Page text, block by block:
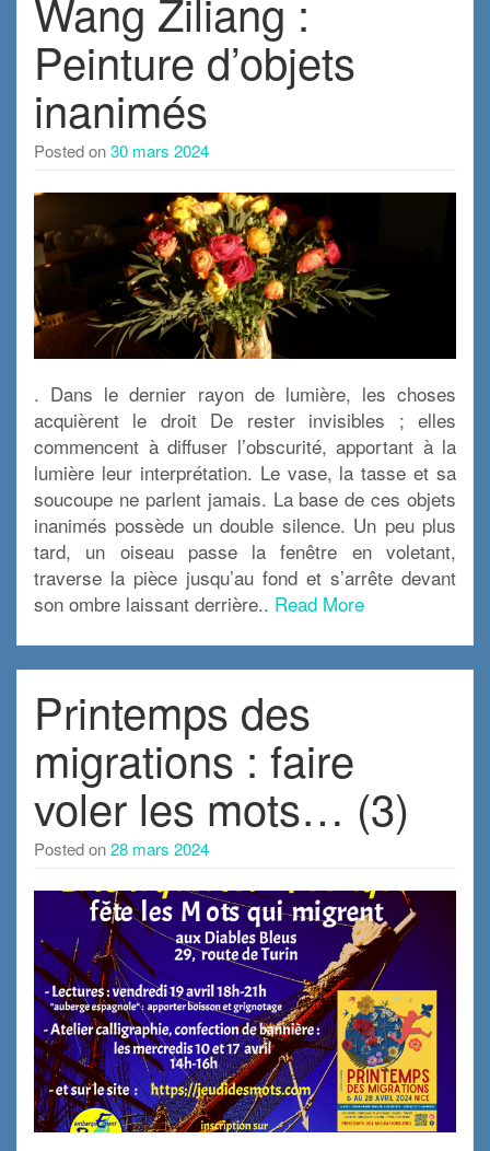
Wang Ziliang :
Peinture d’objets
inanimés
Posted on30 mars 2024
. Dans le dernier rayon de lumière, les choses
acquièrent le droit De rester invisibles ; elles
commencent à diffuser l’obscurité, apportant à la
lumière leur interprétation. Le vase, la tasse et sa
soucoupe ne parlent jamais. La base de ces objets
inanimés possède un double silence. Un peu plus
tard, un oiseau passe la fenêtre en voletant,
traverse la pièce jusqu’au fond et s’arrête devant
son ombre laissant derrière.. Read More
Printemps des
migrations : faire
voler les mots… (3)
Posted on28 mars 2024